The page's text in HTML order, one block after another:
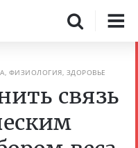
ФИЗИОЛОГИЯ, ЗДОРОВЬЕ
связь